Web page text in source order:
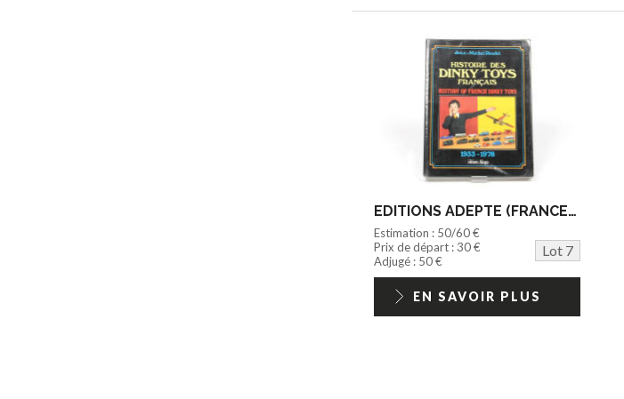
EDITIONS ADEPTE (FRANCE) (1)
Estimation : 50/60 €
Prix de départ : 30 €
Lot 7
Adjugé : 50 €
EN SAVOIR PLUS